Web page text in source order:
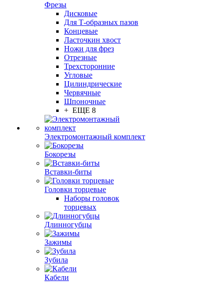
Фрезы
Дисковые
Для Т-образных пазов
Концевые
Ласточкин хвост
Ножи для фрез
Отрезные
Трехсторонние
Угловые
Цилиндрические
Червячные
Шпоночные
+ ЕЩЕ 8
Электромонтажный комплект
Бокорезы
Вставки-биты
Головки торцевые
Наборы головок
торцевых
Длинногубцы
Зажимы
Зубила
Кабели